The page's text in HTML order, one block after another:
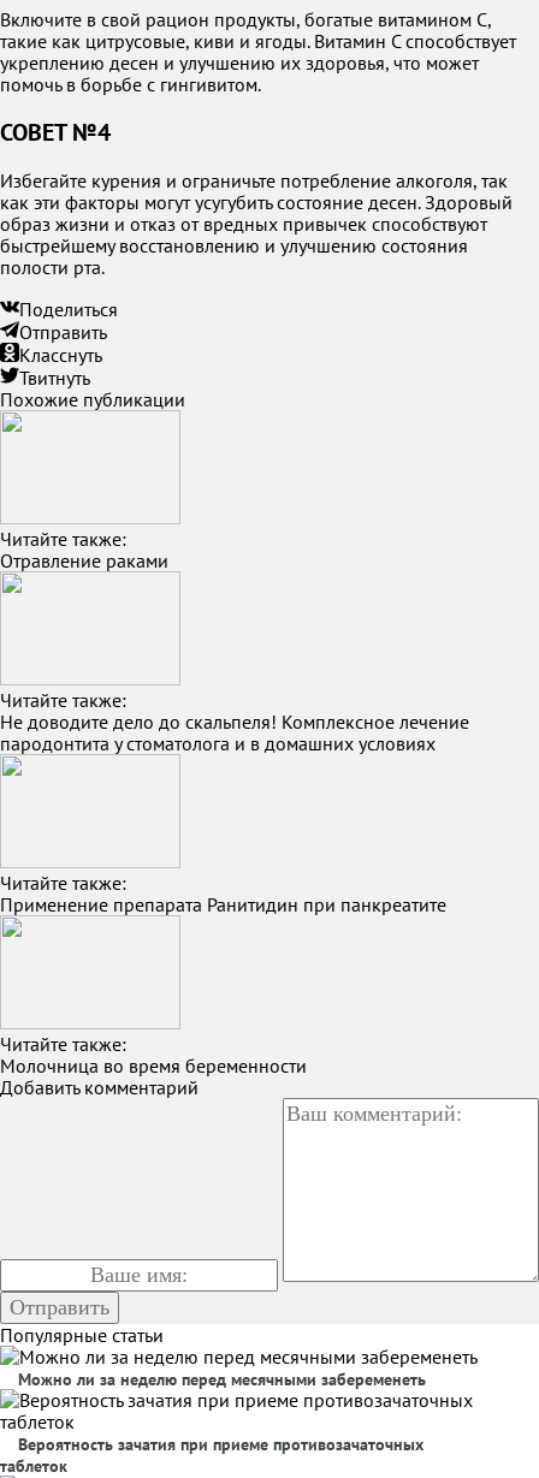
Включите в свой рацион продукты, богатые витамином C,
такие как цитрусовые, киви и ягоды. Витамин C способствует
укреплению десен и улучшению их здоровья, что может
помочь в борьбе с гингивитом.
СОВЕТ №4
Избегайте курения и ограничьте потребление алкоголя, так
как эти факторы могут усугубить состояние десен. Здоровый
образ жизни и отказ от вредных привычек способствуют
быстрейшему восстановлению и улучшению состояния
полости рта.
Поделиться
Отправить
Класснуть
Твитнуть
Похожие публикации
Читайте также:
Отравление раками
Читайте также:
Не доводите дело до скальпеля! Комплексное лечение
пародонтита у стоматолога и в домашних условиях
Читайте также:
Применение препарата Ранитидин при панкреатите
Читайте также:
Молочница во время беременности
Добавить комментарий
Популярные статьи
Можно ли за неделю перед месячными забеременеть
Вероятность зачатия при приеме противозачаточных
таблеток